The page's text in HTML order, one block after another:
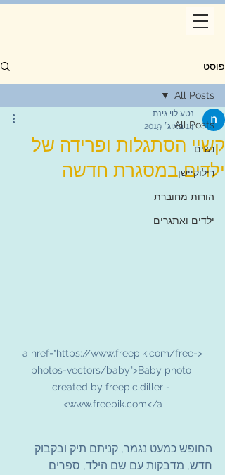
פוסט
All Posts
נשים
רילוקיישן
הורות מחוברת
ילדים ואתגרים
All Posts
קשיי הסתגלות ופרידה של
ילדים במסגרת חדשה
נטע לוי גינת
14 באוג׳ 2019
<a href="https://www.freepik.com/free-
photos-vectors/baby">Baby photo
created by freepic.diller -
www.freepik.com</a>
החופש כמעט נגמר, קניתם תיק ובקבוק
חדש, מדבקות עם שם הילד, ספרים